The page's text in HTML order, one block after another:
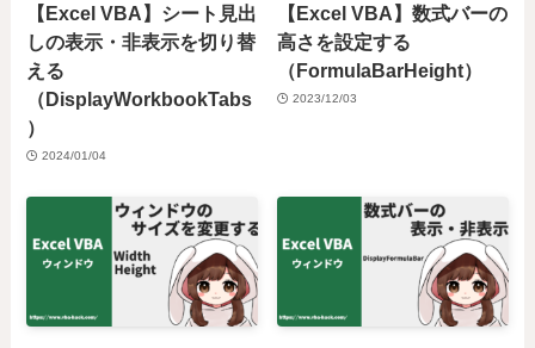
【Excel VBA】シート見出
しの表示・非表示を切り替
える
（DisplayWorkbookTabs
）
2024/01/04
【Excel VBA】数式バーの
高さを設定する
（FormulaBarHeight）
2023/12/03